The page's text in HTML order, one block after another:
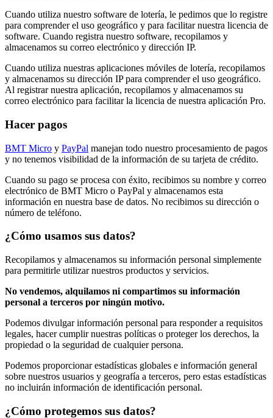
Cuando utiliza nuestro software de lotería, le pedimos que lo registre
para comprender el uso geográfico y para facilitar nuestra licencia de
software. Cuando registra nuestro software, recopilamos y
almacenamos su correo electrónico y dirección IP.
Cuando utiliza nuestras aplicaciones móviles de lotería, recopilamos
y almacenamos su dirección IP para comprender el uso geográfico.
Al registrar nuestra aplicación, recopilamos y almacenamos su
correo electrónico para facilitar la licencia de nuestra aplicación Pro.
Hacer pagos
BMT Micro y PayPal manejan todo nuestro procesamiento de pagos
y no tenemos visibilidad de la información de su tarjeta de crédito.
Cuando su pago se procesa con éxito, recibimos su nombre y correo
electrónico de BMT Micro o PayPal y almacenamos esta
información en nuestra base de datos. No recibimos su dirección o
número de teléfono.
¿Cómo usamos sus datos?
Recopilamos y almacenamos su información personal simplemente
para permitirle utilizar nuestros productos y servicios.
No vendemos, alquilamos ni compartimos su información
personal a terceros por ningún motivo.
Podemos divulgar información personal para responder a requisitos
legales, hacer cumplir nuestras políticas o proteger los derechos, la
propiedad o la seguridad de cualquier persona.
Podemos proporcionar estadísticas globales e información general
sobre nuestros usuarios y geografía a terceros, pero estas estadísticas
no incluirán información de identificación personal.
¿Cómo protegemos sus datos?